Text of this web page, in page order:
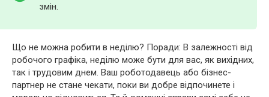
змін.
Що не можна робити в неділю? Поради: В залежності від
робочого графіка, неділю може бути для вас, як вихідних,
так і трудовим днем. Ваш роботодавець або бізнес-
партнер не стане чекати, поки ви добре відпочинете і